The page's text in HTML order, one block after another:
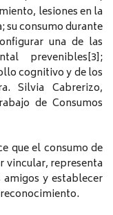
lesiones en la
su consumo durante
una de las
prevenibles[3];
cognitivo y de los
Silvia Cabrerizo,
de Consumos
que el consumo de
vincular, representa
y establecer